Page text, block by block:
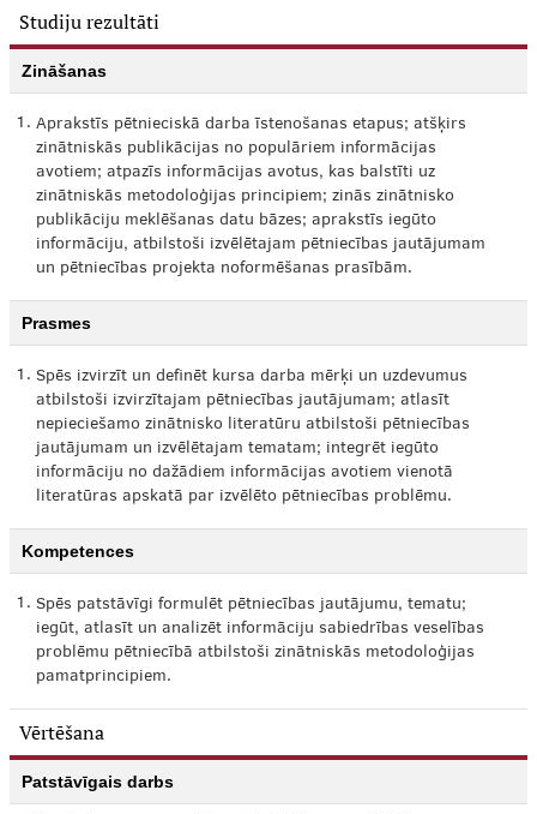
Studiju rezultāti
Zināšanas
1. Aprakstīs pētnieciskā darba īstenošanas etapus; atšķirs
zinātniskās publikācijas no populāriem informācijas
avotiem; atpazīs informācijas avotus, kas balstīti uz
zinātniskās metodoloģijas principiem; zinās zinātnisko
publikāciju meklēšanas datu bāzes; aprakstīs iegūto
informāciju, atbilstoši izvēlētajam pētniecības jautājumam
un pētniecības projekta noformēšanas prasībām.
Prasmes
1. Spēs izvirzīt un definēt kursa darba mērķi un uzdevumus
atbilstoši izvirzītajam pētniecības jautājumam; atlasīt
nepieciešamo zinātnisko literatūru atbilstoši pētniecības
jautājumam un izvēlētajam tematam; integrēt iegūto
informāciju no dažādiem informācijas avotiem vienotā
literatūras apskatā par izvēlēto pētniecības problēmu.
Kompetences
1. Spēs patstāvīgi formulēt pētniecības jautājumu, tematu;
iegūt, atlasīt un analizēt informāciju sabiedrības veselības
problēmu pētniecībā atbilstoši zinātniskās metodoloģijas
pamatprincipiem.
Vērtēšana
Patstāvīgais darbs